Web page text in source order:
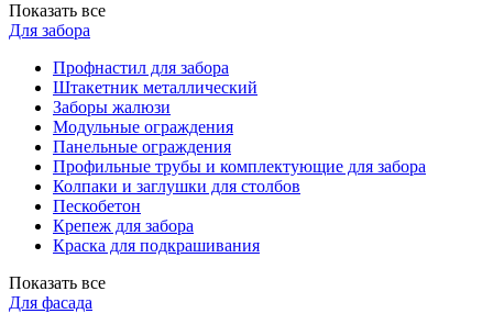
Показать все
Для забора
Профнастил для забора
Штакетник металлический
Заборы жалюзи
Модульные ограждения
Панельные ограждения
Профильные трубы и комплектующие для забора
Колпаки и заглушки для столбов
Пескобетон
Крепеж для забора
Краска для подкрашивания
Показать все
Для фасада